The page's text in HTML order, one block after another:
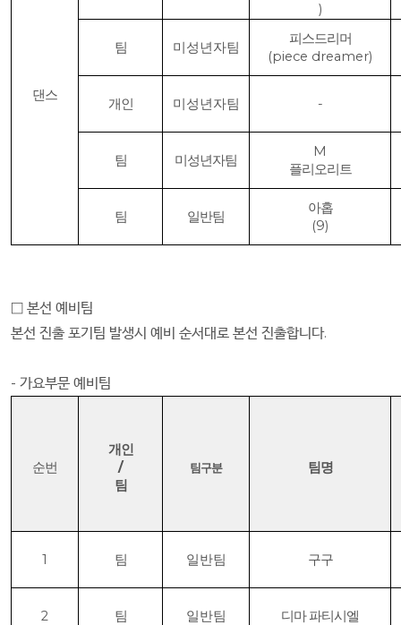
댄스
)
팀 미성년자팀
피스드리머
(piece dreamer)
개인 미성년자팀 -
팀 미성년자팀
M
플리오리트
팀 일반팀
아홉
(9)
□ 본선 예비팀
본선 진출 포기팀 발생시 예비 순서대로 본선 진출합니다.
- 가요부문 예비팀
순번
개인
/
팀
팀구분 팀명
1 팀 일반팀 구구
2 팀 일반팀 디마 파티시엘